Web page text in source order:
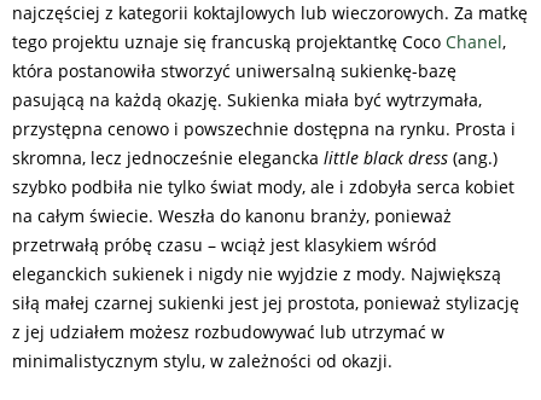
najczęściej z kategorii koktajlowych lub wieczorowych. Za matkę
tego projektu uznaje się francuską projektantkę Coco Chanel,
która postanowiła stworzyć uniwersalną sukienkę-bazę
pasującą na każdą okazję. Sukienka miała być wytrzymała,
przystępna cenowo i powszechnie dostępna na rynku. Prosta i
skromna, lecz jednocześnie elegancka little black dress (ang.)
szybko podbiła nie tylko świat mody, ale i zdobyła serca kobiet
na całym świecie. Weszła do kanonu branży, ponieważ
przetrwałą próbę czasu – wciąż jest klasykiem wśród
eleganckich sukienek i nigdy nie wyjdzie z mody. Największą
siłą małej czarnej sukienki jest jej prostota, ponieważ stylizację
z jej udziałem możesz rozbudowywać lub utrzymać w
minimalistycznym stylu, w zależności od okazji.